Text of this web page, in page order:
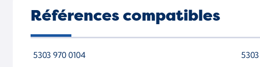
Références compatibles
5303 970 0104